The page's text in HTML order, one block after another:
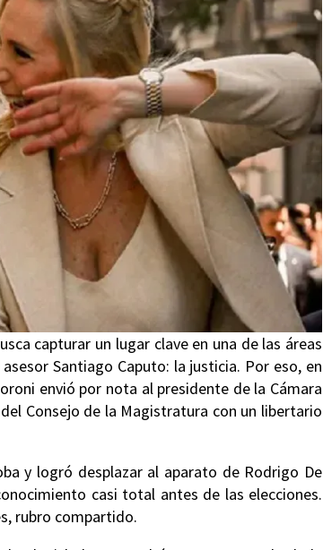
capturar un lugar clave en una de las áreas
Santiago Caputo: la justicia. Por eso, en
envió por nota al presidente de la Cámara
Consejo de la Magistratura con un libertario
y logró desplazar al aparato de Rodrigo De
casi total antes de las elecciones.
rubro compartido.